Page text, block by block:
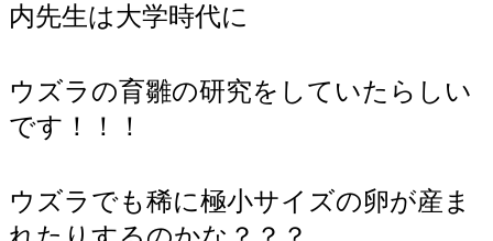
内先生は大学時代に
ウズラの育雛の研究をしていたらしい
です！！！
ウズラでも稀に極小サイズの卵が産ま